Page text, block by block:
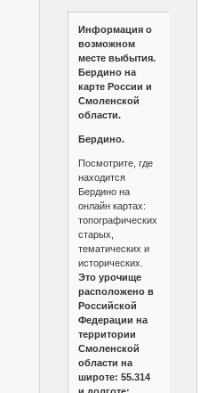
Информация о
возможном
месте выбытия.
Бердино на
карте России и
Смоленской
области.
Бердино.
Посмотрите, где
находится
Бердино на
онлайн картах:
топографических,
старых,
тематических и
исторических.
Это урочище
расположено в
Российской
Федерации на
территории
Смоленской
области на
широте: 55.314